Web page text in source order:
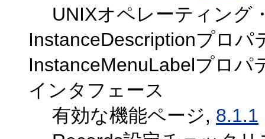
UNIXオペレーティング
InstanceDescriptionプロパ
InstanceMenuLabelプロパ
インタフェース
有効な機能ページ, 8.1.1